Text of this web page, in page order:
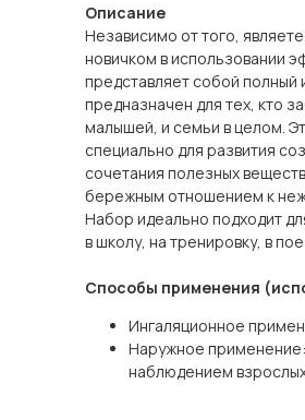
Описание
Независимо от того,
новичком в использовании
представляет собой полный
предназначен для тех, кто
малышей, и семьи в целом.
специально для развития
сочетания полезных
бережным отношением к
Набор идеально подходит
в школу, на тренировку, в
Способы применения
Ингаляционное
Наружное
наблюдением